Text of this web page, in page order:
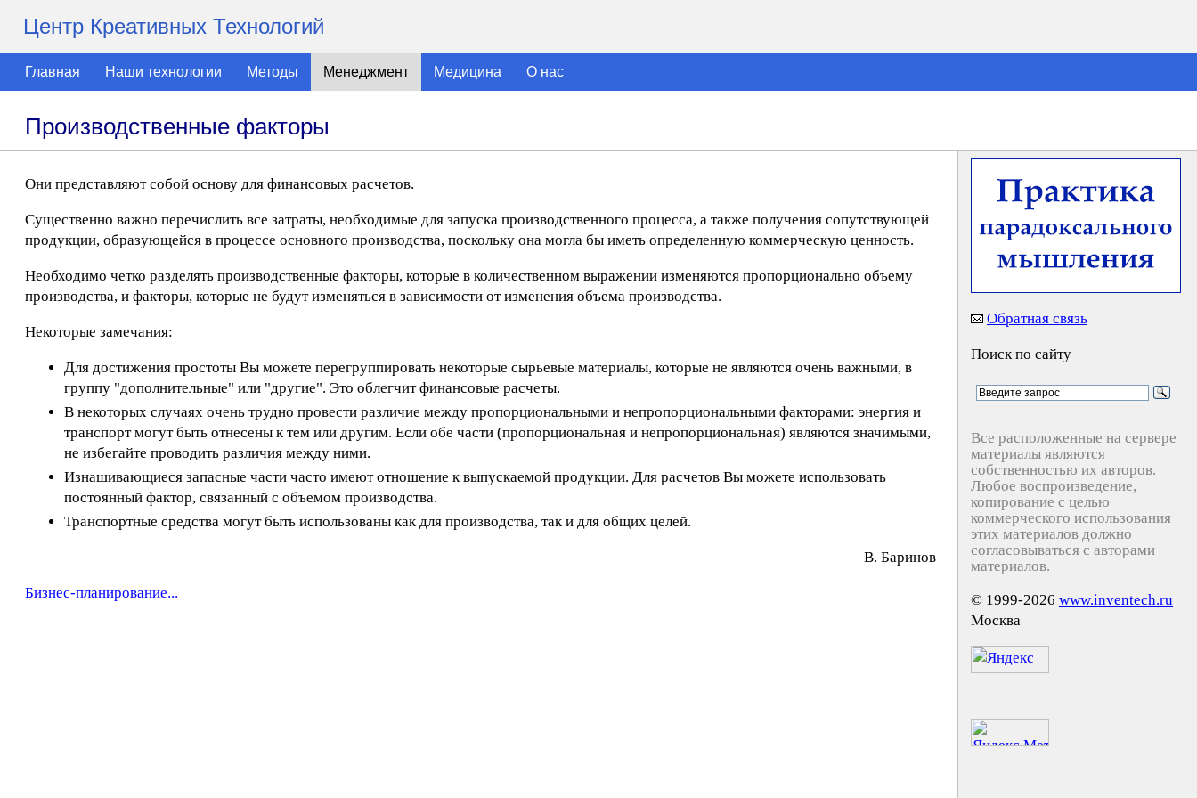
Центр Креативных Технологий
Главная Наши технологии Методы Менеджмент Медицина О нас
Производственные факторы
Они представляют собой основу для финансовых расчетов.
Существенно важно перечислить все затраты, необходимые для запуска производственного процесса, а также получения сопутствующей
продукции, образующейся в процессе основного производства, поскольку она могла бы иметь определенную коммерческую ценность.
Необходимо четко разделять производственные факторы, которые в количественном выражении изменяются пропорционально объему
производства, и факторы, которые не будут изменяться в зависимости от изменения объема производства.
Некоторые замечания:
Для достижения простоты Вы можете перегруппировать некоторые сырьевые материалы, которые не являются очень важными, в
группу "дополнительные" или "другие". Это облегчит финансовые расчеты.
В некоторых случаях очень трудно провести различие между пропорциональными и непропорциональными факторами: энергия и
транспорт могут быть отнесены к тем или другим. Если обе части (пропорциональная и непропорциональная) являются значимыми,
не избегайте проводить различия между ними.
Изнашивающиеся запасные части часто имеют отношение к выпускаемой продукции. Для расчетов Вы можете использовать
постоянный фактор, связанный с объемом производства.
Транспортные средства могут быть использованы как для производства, так и для общих целей.
B. Бapинoв
Бизнес-планирование...
Обратная связь
Поиск по сайту
Все расположенные на сервере
материалы являются
собственностью их авторов.
Любое воспроизведение,
копирование с целью
коммерческого использования
этих материалов должно
согласовываться с авторами
материалов.
© 1999-2026 www.inventech.ru
Москва